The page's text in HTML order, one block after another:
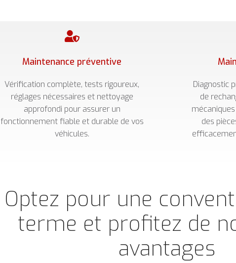
Maintenance préventive
Vérification complète, tests rigoureux,
réglages nécessaires et nettoyage
approfondi pour assurer un
fonctionnement fiable et durable de vos
véhicules.
Diagnostic
de
des
Optez pour une
terme et profitez de
avantages